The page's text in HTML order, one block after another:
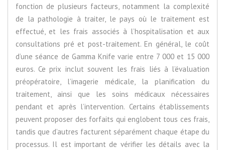
fonction de plusieurs facteurs, notamment la complexité
de la pathologie à traiter, le pays où le traitement est
effectué, et les frais associés à l’hospitalisation et aux
consultations pré et post-traitement. En général, le coût
d’une séance de Gamma Knife varie entre 7 000 et 15 000
euros. Ce prix inclut souvent les frais liés à l’évaluation
préopératoire, l’imagerie médicale, la planification du
traitement, ainsi que les soins médicaux nécessaires
pendant et après l’intervention. Certains établissements
peuvent proposer des forfaits qui englobent tous ces frais,
tandis que d’autres facturent séparément chaque étape du
processus. Il est important de vérifier les détails avec la